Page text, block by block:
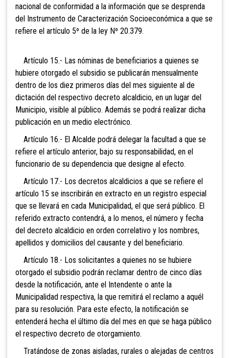
nacional de conformidad a la información que se desprenda
del Instrumento de Caracterización Socioeconómica a que se
refiere el artículo 5º de la ley Nº 20.379.
Artículo 15.- Las nóminas de beneficiarios a quienes se
hubiere otorgado el subsidio se publicarán mensualmente
dentro de los diez primeros días del mes siguiente al de
dictación del respectivo decreto alcaldicio, en un lugar del
Municipio, visible al público. Además se podrá realizar dicha
publicación en un medio electrónico.
Artículo 16.- El Alcalde podrá delegar la facultad a que se
refiere el artículo anterior, bajo su responsabilidad, en el
funcionario de su dependencia que designe al efecto.
Artículo 17.- Los decretos alcaldicios a que se refiere el
artículo 15 se inscribirán en extracto en un registro especial
que se llevará en cada Municipalidad, el que será público. El
referido extracto contendrá, a lo menos, el número y fecha
del decreto alcaldicio en orden correlativo y los nombres,
apellidos y domicilios del causante y del beneficiario.
Artículo 18.- Los solicitantes a quienes no se hubiere
otorgado el subsidio podrán reclamar dentro de cinco días
desde la notificación, ante el Intendente o ante la
Municipalidad respectiva, la que remitirá el reclamo a aquél
para su resolución. Para este efecto, la notificación se
entenderá hecha el último día del mes en que se haga público
el respectivo decreto de otorgamiento.
Tratándose de zonas aisladas, rurales o alejadas de centros